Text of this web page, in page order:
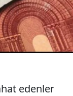
edenler